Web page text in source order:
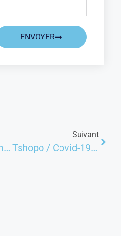
ENVOYER
Le Centre Bamamu capacite une vingtaine de femmes aux techniques de fabrication de pains à Kananga
Suivant
Tshopo / Covid-19: alerte sur les dangers que courent les femmes et leurs ménages en cette période de crise